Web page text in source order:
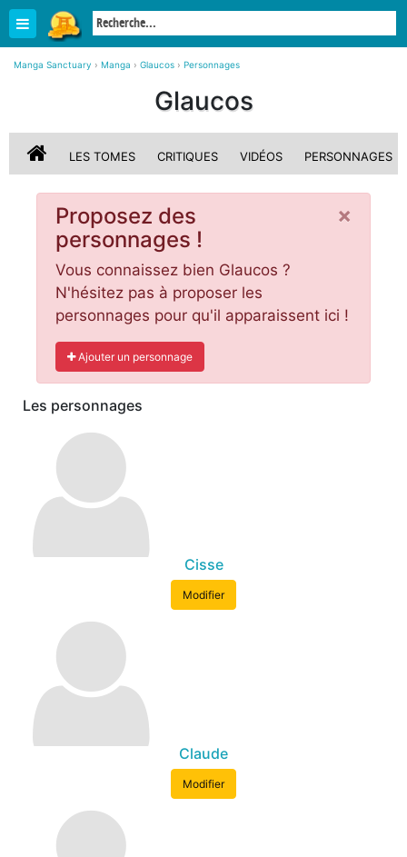
Manga Sanctuary › Manga › Glaucos › Personnages
Glaucos
LES TOMES CRITIQUES VIDÉOS PERSONNAGES
×
Proposez des
personnages !
Vous connaissez bien Glaucos ?
N'hésitez pas à proposer les
personnages pour qu'il apparaissent ici !
Ajouter un personnage
Les personnages
Cisse
Modifier
Claude
Modifier